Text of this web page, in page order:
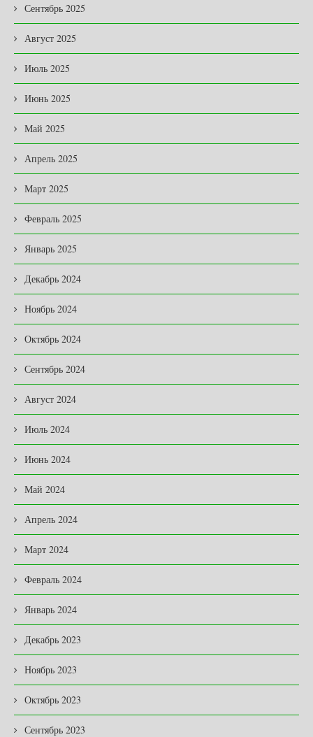
Сентябрь 2025
Август 2025
Июль 2025
Июнь 2025
Май 2025
Апрель 2025
Март 2025
Февраль 2025
Январь 2025
Декабрь 2024
Ноябрь 2024
Октябрь 2024
Сентябрь 2024
Август 2024
Июль 2024
Июнь 2024
Май 2024
Апрель 2024
Март 2024
Февраль 2024
Январь 2024
Декабрь 2023
Ноябрь 2023
Октябрь 2023
Сентябрь 2023